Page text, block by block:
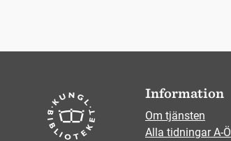
Information
Om tjänsten
Alla tidningar A-Ö